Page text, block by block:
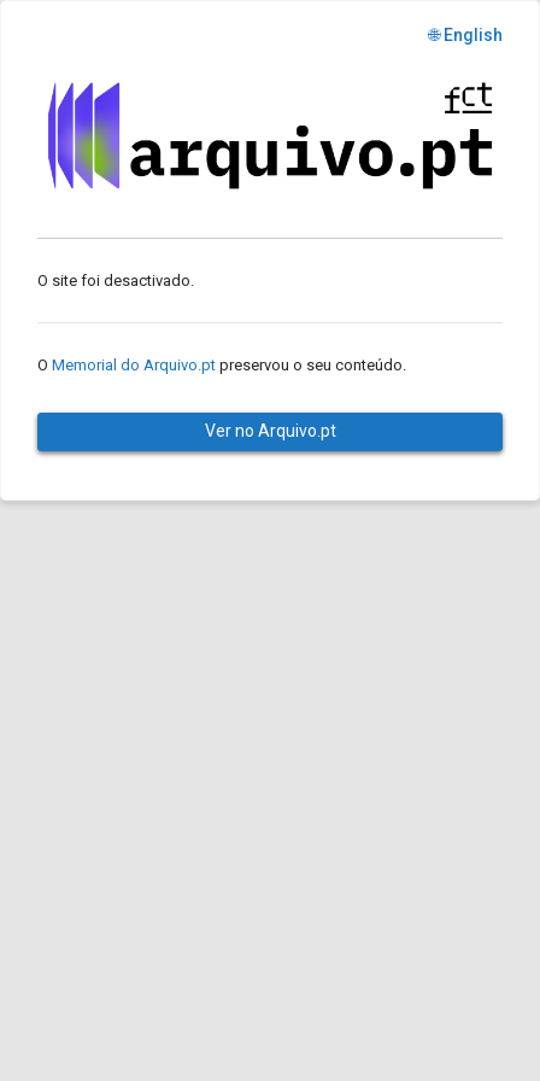
🌐 English
O site foi desactivado.
O Memorial do Arquivo.pt preservou o seu conteúdo.
Ver no Arquivo.pt